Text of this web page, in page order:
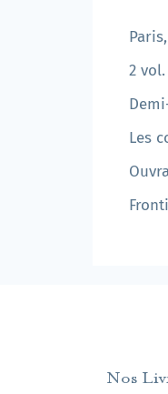
2
Les
Nos